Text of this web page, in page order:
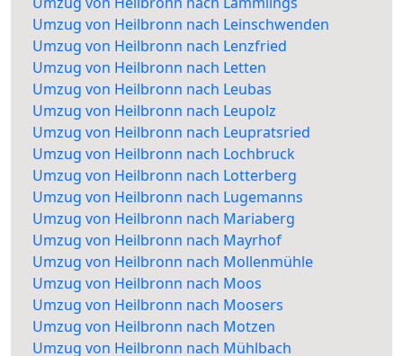
Umzug von Heilbronn nach Leinschwenden
Umzug von Heilbronn nach Lenzfried
Umzug von Heilbronn nach Letten
Umzug von Heilbronn nach Leubas
Umzug von Heilbronn nach Leupolz
Umzug von Heilbronn nach Leupratsried
Umzug von Heilbronn nach Lochbruck
Umzug von Heilbronn nach Lotterberg
Umzug von Heilbronn nach Lugemanns
Umzug von Heilbronn nach Mariaberg
Umzug von Heilbronn nach Mayrhof
Umzug von Heilbronn nach Mollenmühle
Umzug von Heilbronn nach Moos
Umzug von Heilbronn nach Moosers
Umzug von Heilbronn nach Motzen
Umzug von Heilbronn nach Mühlbach